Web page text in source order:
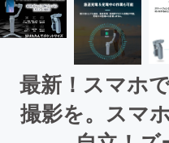
最新！スマホ
撮影を。スマ